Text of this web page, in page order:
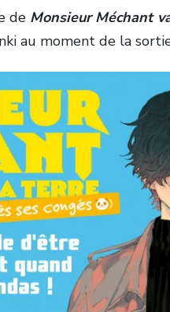
de Monsieur Méchant
au moment de la